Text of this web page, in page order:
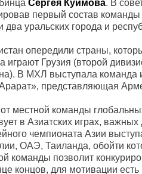
Сергея Куимова. В
первый состав команды
два уральских города и
опередили страны,
играют Грузия (второй
В МХЛ выступала
представляющая
местной команды
в Азиатских играх,
чемпионата Азии
ОАЭ, Таиланда, обойти
команды позволит
концов, для мотивации есть